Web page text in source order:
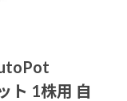
ト 1株用 自